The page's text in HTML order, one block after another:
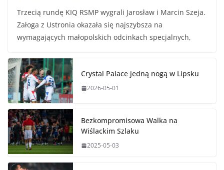
Trzecią rundę KIQ RSMP wygrali Jarosław i Marcin Szeja.
Załoga z Ustronia okazała się najszybsza na
wymagających małopolskich odcinkach specjalnych,
Crystal Palace jedną nogą w Lipsku
2026-05-01
Bezkompromisowa Walka na
Wiślackim Szlaku
2025-05-03